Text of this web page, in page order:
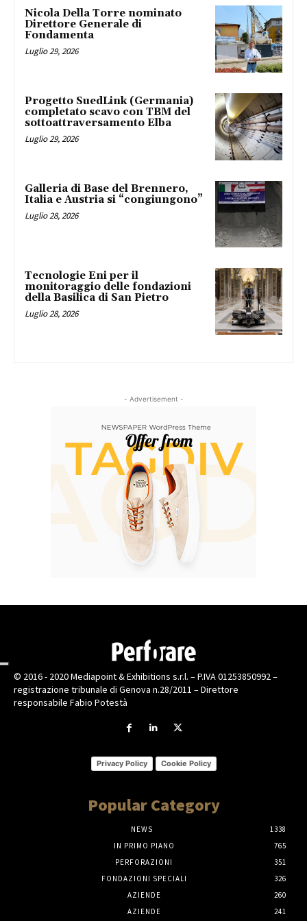
Nicola Della Torre nominato
Direttore Generale di
Fondamenta
Luglio 29, 2026
Progetto SuedLink (Germania)
completato scavo con TBM del
sottoattraversamento Elba
Luglio 29, 2026
Galleria di Base del Brennero,
Italia e Austria si “congiungono”
Luglio 28, 2026
Tecnologie Eni per il
monitoraggio delle fondazioni
della Basilica di San Pietro
Luglio 28, 2026
- Advertisement -
© 2016 - 2020 Mediapoint & Exhibitions s.r.l. – P.IVA 01253850992 –
registrazione tribunale di Genova n.28/2011 – Direttore
responsabile Fabio Potestà
Privacy Policy Cookie Policy
Popular Category
NEWS
1338
IN PRIMO PIANO
765
PERFORAZIONI
351
FONDAZIONI SPECIALI
326
AZIENDE
260
AZIENDE
241